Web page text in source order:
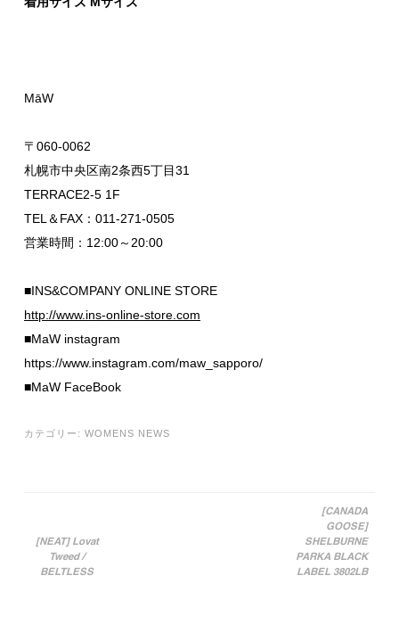
MāW
〒060-0062
札幌市中央区南2条西5丁目31
TERRACE2-5 1F
TEL＆FAX：011-271-0505
営業時間：12:00～20:00
■INS&COMPANY ONLINE STORE
http://www.ins-online-store.com
■MaW instagram
https://www.instagram.com/maw_sapporo/
■MaW FaceBook
カテゴリー: WOMENS NEWS
投稿ナビゲーション
[NEAT] Lovat
Tweed /
BELTLESS
[CANADA
GOOSE]
SHELBURNE
PARKA BLACK
LABEL 3802LB